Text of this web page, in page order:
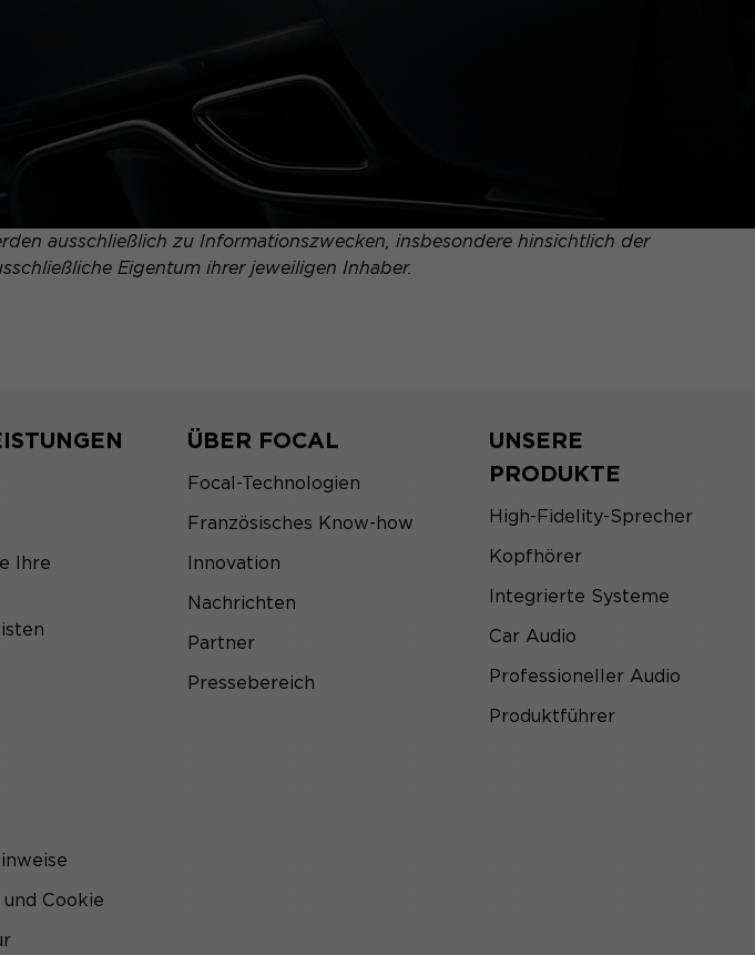
ausschließlich zu Informationszwecken, insbesondere hinsichtlich der
Eigentum ihrer jeweiligen Inhaber.
Ihre
ÜBER FOCAL
Focal-Technologien
Französisches Know-how
Innovation
Nachrichten
Partner
Pressebereich
UNSERE
PRODUKTE
High-Fidelity-Sprecher
Kopfhörer
Integrierte Systeme
Car Audio
Professioneller Audio
Produktführer
Cookie